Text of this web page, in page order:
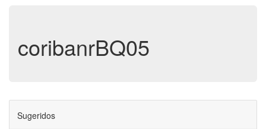
coribanrBQ05
Sugeridos